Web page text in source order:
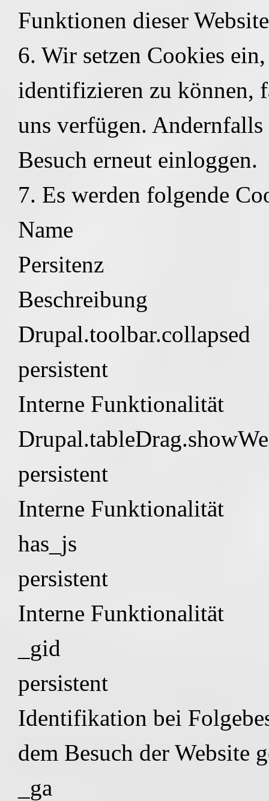
Funktionen dieser
6. Wir setzen Cookies
identifizieren zu können,
uns verfügen.
Besuch erneut einloggen.
7. Es werden folgende
Name
Persitenz
Beschreibung
Drupal.toolbar.collapsed
persistent
Interne Funktionalität
persistent
Interne Funktionalität
has_js
persistent
Interne Funktionalität
_gid
persistent
Identifikation bei
dem Besuch der Website
_ga